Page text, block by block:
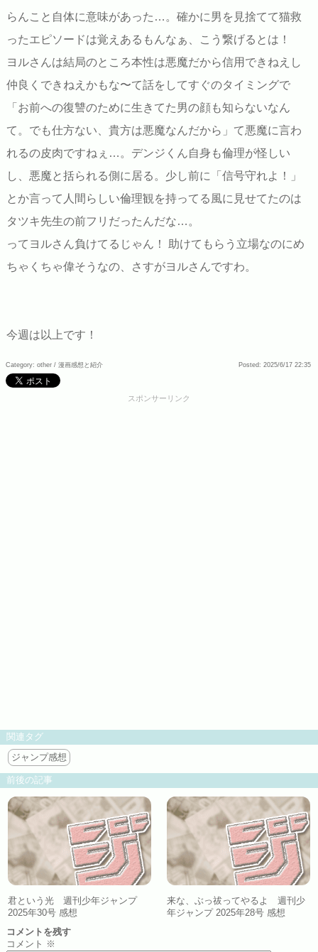
らんこと自体に意味があった…。確かに男を見捨てて猫救
ったエピソードは覚えあるもんなぁ、こう繋げるとは！
ヨルさんは結局のところ本性は悪魔だから信用できねえし
仲良くできねえかもな〜て話をしてすぐのタイミングで
「お前への復讐のために生きてた男の顔も知らないなん
て。でも仕方ない、貴方は悪魔なんだから」て悪魔に言わ
れるの皮肉ですねぇ…。デンジくん自身も倫理が怪しい
し、悪魔と括られる側に居る。少し前に「信号守れよ！」
とか言って人間らしい倫理観を持ってる風に見せてたのは
タツキ先生の前フリだったんだな…。
ってヨルさん負けてるじゃん！ 助けてもらう立場なのにめ
ちゃくちゃ偉そうなの、さすがヨルさんですわ。
今週は以上です！
Category: other / 漫画感想と紹介 Posted: 2025/6/17 22:35
スポンサーリンク
関連タグ
ジャンプ感想
前後の記事
君という光 週刊少年ジャンプ
2025年30号 感想
来な、ぶっ祓ってやるよ 週刊少
年ジャンプ 2025年28号 感想
コメントを残す
コメント ※